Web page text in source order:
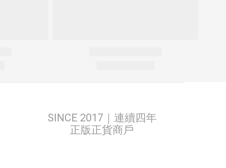
SINCE 2017｜連續四年
正版正貨商戶